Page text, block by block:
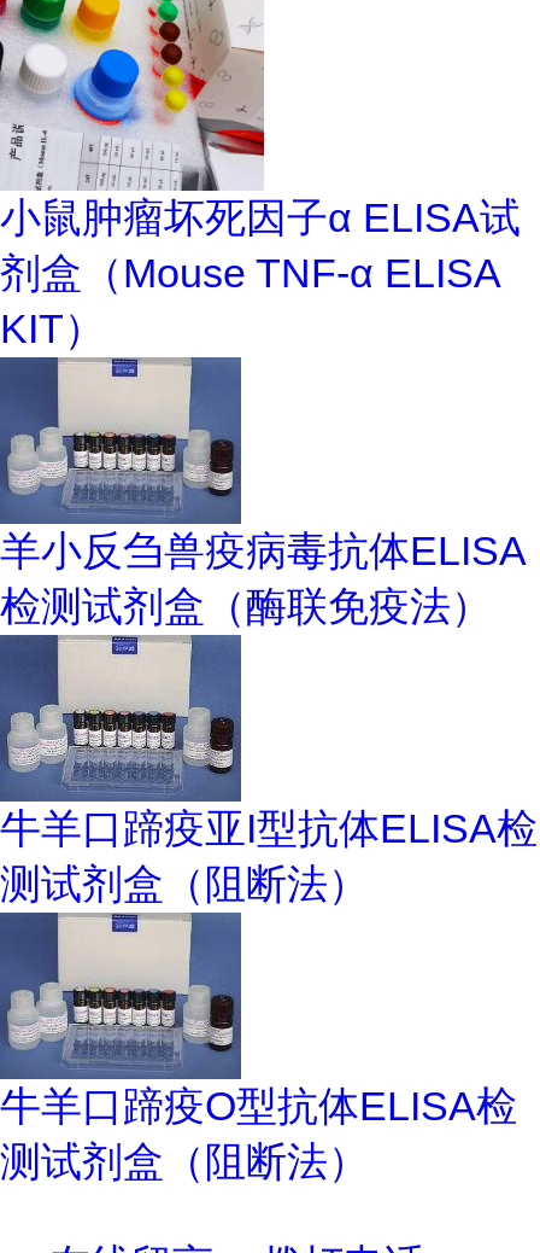
小鼠肿瘤坏死因子α ELISA试
剂盒（Mouse TNF-α ELISA
KIT）
羊小反刍兽疫病毒抗体ELISA
检测试剂盒（酶联免疫法）
牛羊口蹄疫亚I型抗体ELISA检
测试剂盒（阻断法）
牛羊口蹄疫O型抗体ELISA检
测试剂盒（阻断法）